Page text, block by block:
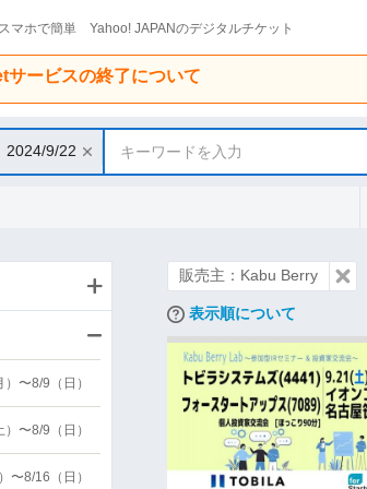
スマホで簡単 Yahoo! JAPANのデジタルチケット
サービスの終了について
2024/9/22 キーワードを入力
販売主：Kabu Berry
表示順について
〜8/9（日）
〜8/9（日）
〜8/16（日）